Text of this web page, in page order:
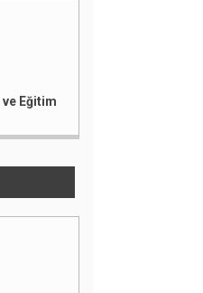
Eğitim